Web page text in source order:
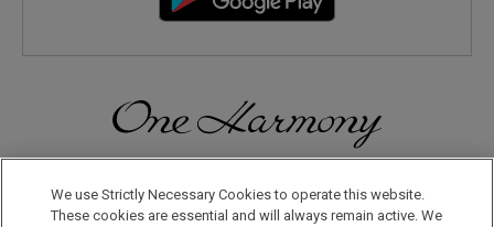
로 등록하시면 다양한 혜택을 누리실 수 있습니다.
We use Strictly Necessary Cookies to operate this website.
These cookies are essential and will always remain active. We